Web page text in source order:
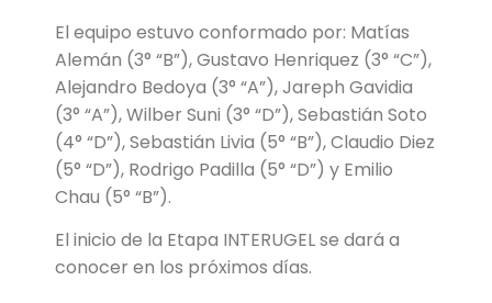
El equipo estuvo conformado por: Matías
Alemán (3° “B”), Gustavo Henriquez (3° “C”),
Alejandro Bedoya (3° “A”), Jareph Gavidia
(3° “A”), Wilber Suni (3° “D”), Sebastián Soto
(4° “D”), Sebastián Livia (5° “B”), Claudio Diez
(5° “D”), Rodrigo Padilla (5° “D”) y Emilio
Chau (5° “B”).
El inicio de la Etapa INTERUGEL se dará a
conocer en los próximos días.